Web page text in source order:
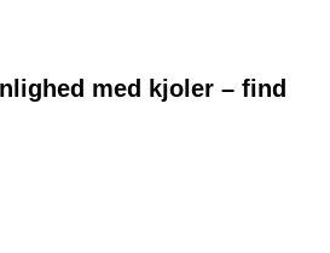
med kjoler – find